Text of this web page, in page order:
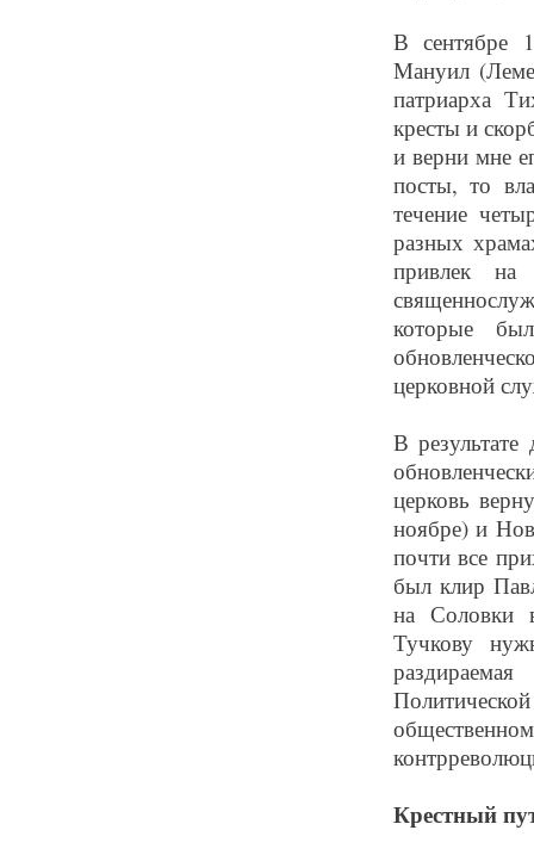
В сентябре
Мануил
патриарха
кресты и
и верни мне
посты, то
течение
разных
привлек
которые
церковной
В результате
церковь
ноябре) и
почти все
был клир
на Соловки
Тучкову
Крестный